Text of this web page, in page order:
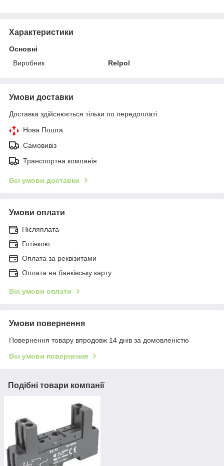
Характеристики
Основні
Виробник
Relpol
Умови доставки
Доставка здійснюється тільки по передоплаті.
Нова Пошта
Самовивіз
Транспортна компанія
Всі умови доставки
Умови оплати
Післяплата
Готівкою
Оплата за реквізитами
Оплата на банківську карту
Всі умови оплати
Умови повернення
Повернення товару впродовж 14 днів за домовленістю
Всі умови повернення
Подібні товари компанії